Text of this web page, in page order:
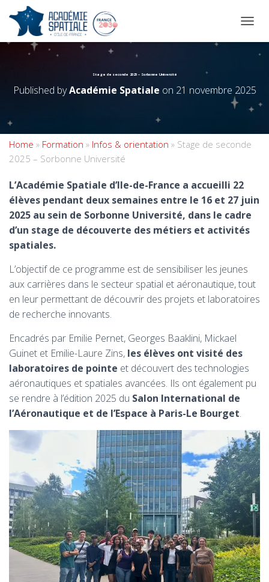
Stage de seconde 2025 – Sorbonne Université
Published byAcadémie Spatiale on 21 novembre 2025
Home » Formation » Infos & orientation » Stage de seconde
2025 – Sorbonne Université
L’Académie Spatiale d’Ile-de-France a accueilli 22
élèves pendant deux semaines entre le 16 et 27 juin
2025 au sein de Sorbonne Université, dans le cadre
d’un stage de découverte des métiers et activités
spatiales.
L’objectif de ce programme est de sensibiliser les jeunes
aux carrières dans le secteur spatial et aéronautique, tout
en leur permettant de découvrir des projets et laboratoires
de recherche innovants.
Encadrés par Emilie Pernet, Georges Baaklini, Mickael
Guinet et Emilie-Laure Zins, les élèves ont visité des
laboratoires de pointe et découvert des technologies
aéronautiques et spatiales avancées. Ils ont également pu
se rendre à l’édition 2025 du Salon International de
l’Aéronautique et de l’Espace à Paris-Le Bourget.